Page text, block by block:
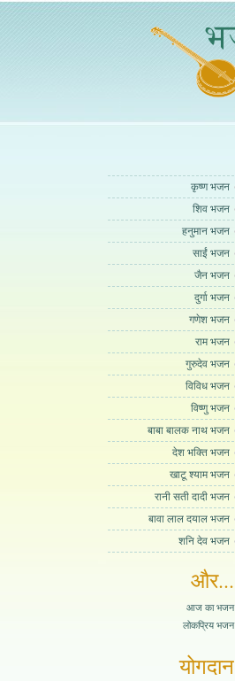
कृष्ण भजन
शिव भजन
हनुमान भजन
साईं भजन
जैन भजन
दुर्गा भजन
गणेश भजन
राम भजन
गुरुदेव भजन
विविध भजन
विष्णु भजन
बाबा बालक नाथ भजन
देश भक्ति भजन
खाटू श्याम भजन
रानी सती दादी भजन
बावा लाल दयाल भजन
शनि देव भजन
और...
आज का भजन
लोकप्रिय भजन
योगदान